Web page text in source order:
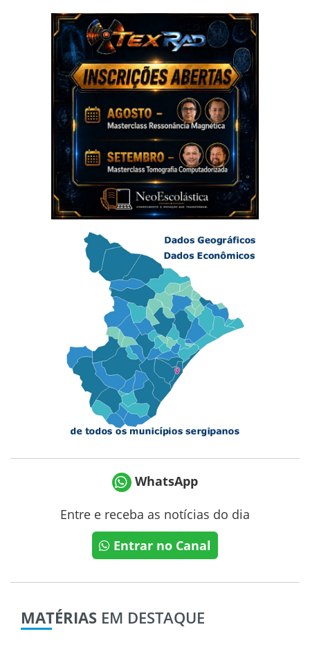
WhatsApp
Entre e receba as notícias do dia
Entrar no Canal
MATÉRIAS EM DESTAQUE